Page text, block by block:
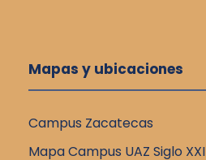
Mapas y ubicaciones
Campus Zacatecas
Mapa Campus UAZ Siglo XXI